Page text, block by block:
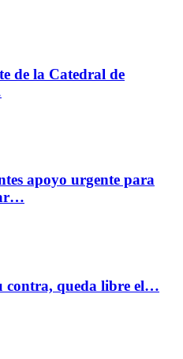
de la Catedral de
apoyo urgente para
contra, queda libre el…